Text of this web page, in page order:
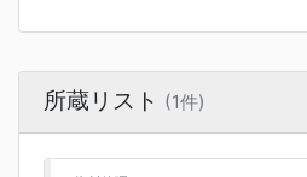
所蔵リスト (1件)